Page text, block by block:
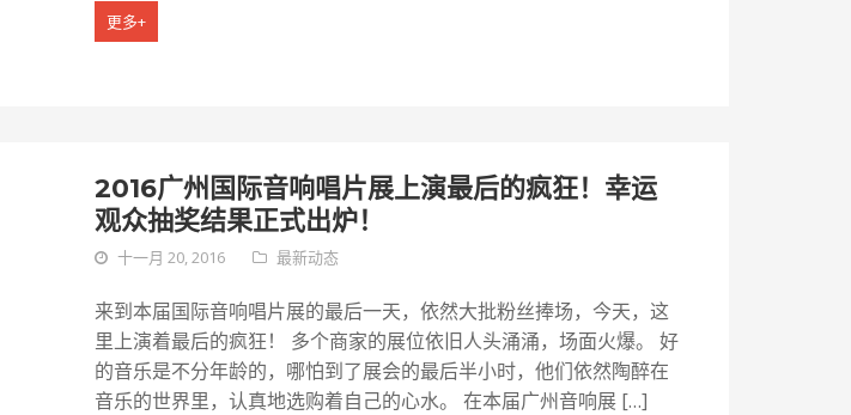
更多+
2016广州国际音响唱片展上演最后的疯狂！幸运
观众抽奖结果正式出炉！
十一月 20, 2016 最新动态
来到本届国际音响唱片展的最后一天，依然大批粉丝捧场，今天，这
里上演着最后的疯狂！ 多个商家的展位依旧人头涌涌，场面火爆。 好
的音乐是不分年龄的，哪怕到了展会的最后半小时，他们依然陶醉在
音乐的世界里，认真地选购着自己的心水。 在本届广州音响展 […]